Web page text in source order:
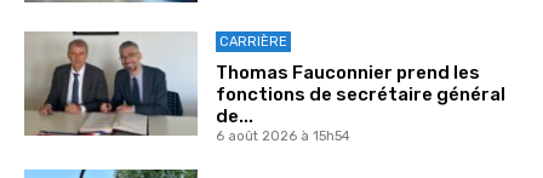
CARRIÈRE
Thomas Fauconnier prend les
fonctions de secrétaire général
de...
6 août 2026 à 15h54